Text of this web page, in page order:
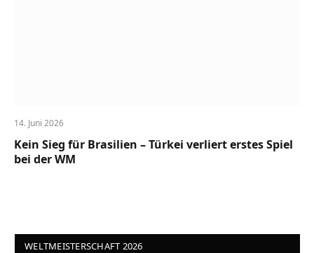
14. Juni 2026
Kein Sieg für Brasilien – Türkei verliert erstes Spiel
bei der WM
WELTMEISTERSCHAFT 2026